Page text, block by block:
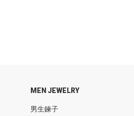
MEN JEWELRY
男生鍊子